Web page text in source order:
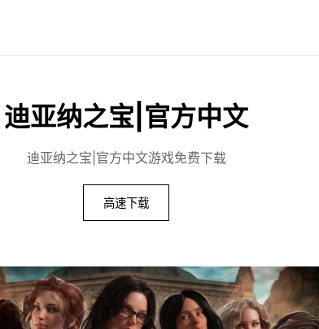
迪亚纳之宝|官方中文
迪亚纳之宝|官方中文游戏免费下载
高速下载